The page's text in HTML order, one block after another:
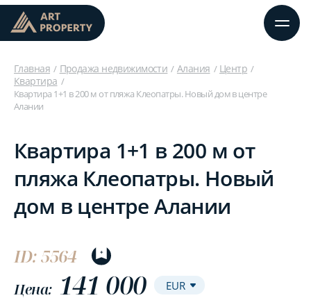
Главная Продажа недвижимости Алания
Центр
Квартира
Квартира 1+1 в 200 м от пляжа Клеопатры. Новый дом в центре
Алании
Квартира 1+1 в 200 м от
пляжа Клеопатры. Новый
дом в центре Алании
ID: 5564
Цена: 141 000